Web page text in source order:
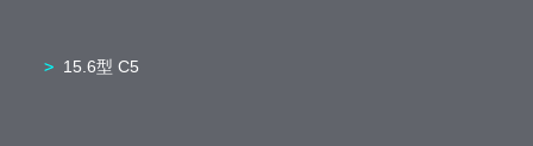
15.6型 C5